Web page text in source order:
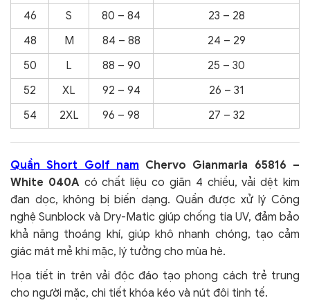
46
S 80 – 84
23 – 28
48
M 84 – 88
24 – 29
50
L 88 – 90
25 – 30
52
XL 92 – 94
26 – 31
54
2XL 96 – 98 27 – 32
Quần Short Golf namChervo Gianmaria 65816 –
White 040Acó chất liệu co giãn 4 chiều, vải dệt kim
đan dọc, không bị biến dạng. Quần được xử lý Công
nghệ Sunblock và Dry-Matic giúp chống tia UV, đảm bảo
khả năng thoáng khí, giúp khô nhanh chóng, tạo cảm
giác mát mẻ khi mặc, lý tưởng cho mùa hè.
Họa tiết in trên vải độc đáo tạo phong cách trẻ trung
cho người mặc, chi tiết khóa kéo và nút đôi tinh tế.